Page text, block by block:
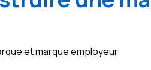
et marque employeur